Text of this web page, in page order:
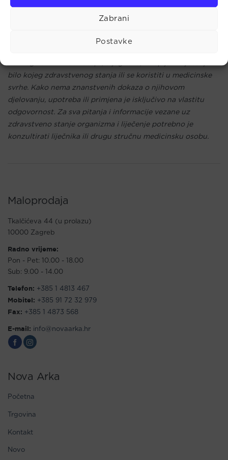
Zabrani
Postavke
dekorativne, umjetničke, duhovne, iscjeliteljske, mineralno-
minerala, dragog i poludragog kamenja, kao i proizvoda koji
bilo kojeg zdravstvenog stanja ili se koristiti u medicinske
svrhe. Kako nema znanstvenih dokaza o njihovom
djelovanju, upotreba ili primjena je isključivo na vlastitu
odgovornost. Za sva pitanja i informacije vezane uz
zdravstveno stanje organizma i liječenje potrebno je
konzultirati liječnika ili drugu stručnu medicinsku osobu.
Maloprodaja
Tkalčićeva 44 (u prolazu)
10000 Zagreb
Radno vrijeme:
Pon - Pet: 10.00 - 18.00
Sub: 9.00 - 14.00
Telefon: +385 1 4813 467
Mobitel: +385 91 72 32 979
Fax: +385 1 4873 568
E-mail: info@novaarka.hr
Nova Arka
Početna
Trgovina
Kontakt
Novo